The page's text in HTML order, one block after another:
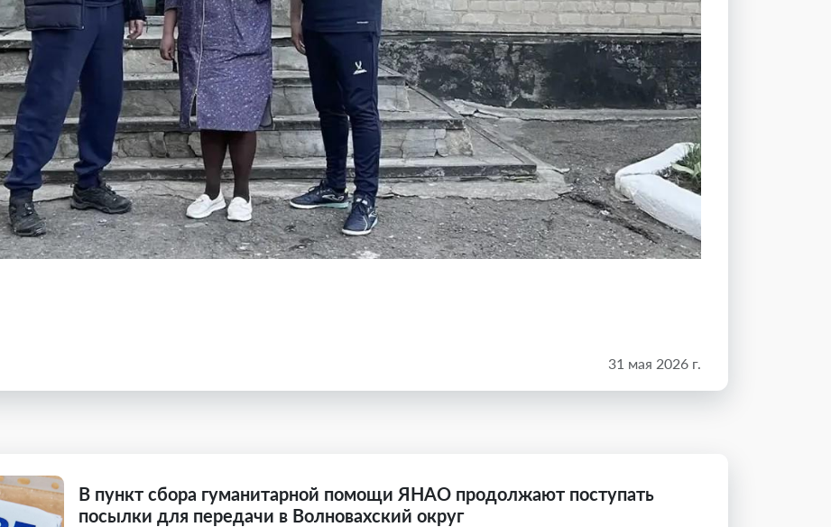
31 мая 2026 г.
В пункт сбора гуманитарной помощи ЯНАО продолжают поступать
посылки для передачи в Волновахский округ